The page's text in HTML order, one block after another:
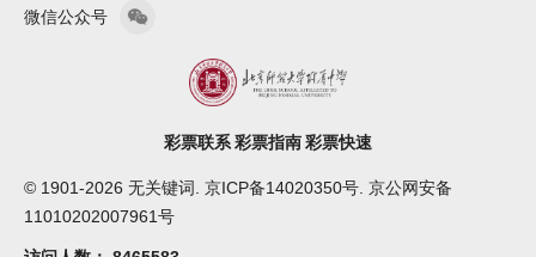
微信公众号
彩票联系彩票指南彩票快速
© 1901-2026 无关键词. 京ICP备14020350号. 京公网安备
11010202007961号